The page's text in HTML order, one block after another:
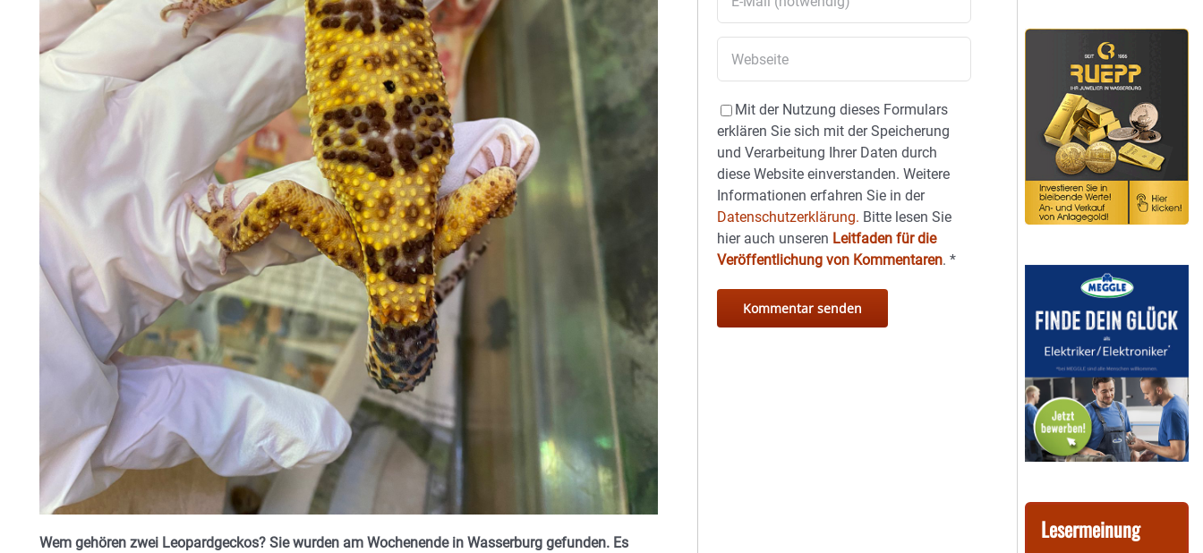
Wem gehören zwei Leopardgeckos? Sie wurden am Wochenende in Wasserburg gefunden. Es
Mit der Nutzung dieses Formulars
erklären Sie sich mit der Speicherung
und Verarbeitung Ihrer Daten durch
diese Website einverstanden. Weitere
Informationen erfahren Sie in der
Datenschutzerklärung. Bitte lesen Sie
hier auch unseren Leitfaden für die
Veröffentlichung von Kommentaren.*
Lesermeinung